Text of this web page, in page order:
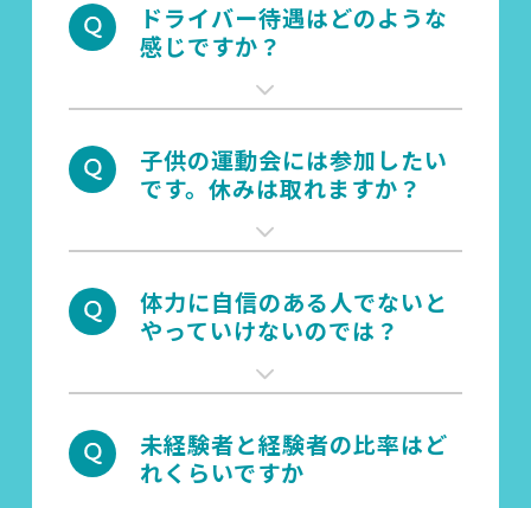
ドライバー待遇はどのような
感じですか？
子供の運動会には参加したい
です。休みは取れますか？
体力に自信のある人でないと
やっていけないのでは？
未経験者と経験者の比率はど
れくらいですか